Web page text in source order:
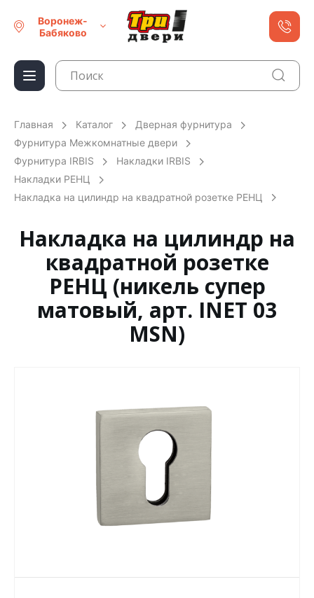
Воронеж-
Бабяково
Главная Каталог
Дверная фурнитура
Фурнитура Межкомнатные двери
Фурнитура IRBIS
Накладки IRBIS
Накладки РЕНЦ
Накладка на цилиндр на квадратной розетке РЕНЦ
Накладка на цилиндр на
квадратной розетке
РЕНЦ (никель супер
матовый, арт. INET 03
MSN)